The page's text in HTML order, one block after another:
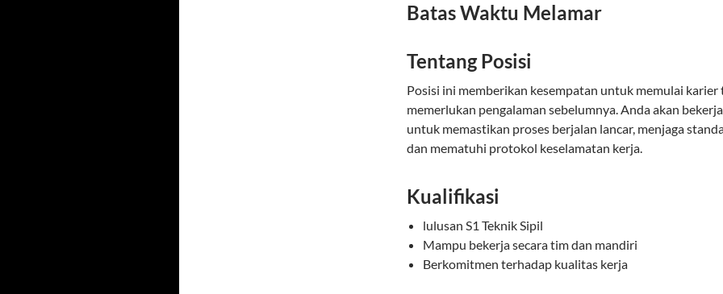
Batas Waktu Melamar
Tentang Posisi
Posisi ini memberikan kesempatan untuk memulai karier
memerlukan pengalaman sebelumnya. Anda akan
untuk memastikan proses berjalan lancar, menjaga
dan mematuhi protokol keselamatan kerja.
Kualifikasi
lulusan S1 Teknik Sipil
Mampu bekerja secara tim dan mandiri
Berkomitmen terhadap kualitas kerja